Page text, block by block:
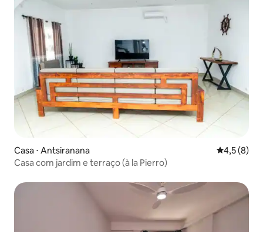
Casa ⋅ Antsiranana 4,5 de
4,5 (8)
Casa com jardim e terraço (à la Pierro)